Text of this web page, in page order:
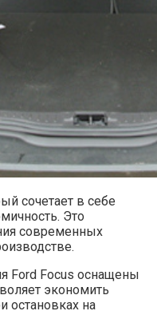
сочетает в себе
Это
современных
Ford Focus оснащены
экономить
остановках на